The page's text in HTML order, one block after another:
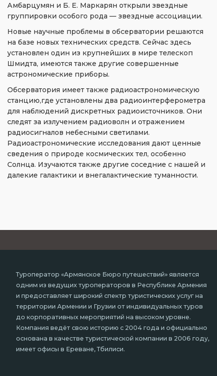
Амбарцумян и Б. Е. Маркарян открыли звездные
группировки особого рода — звездные ассоциации.
Новые научные проблемы в обсерватории решаются
на базе новых технических средств. Сейчас здесь
установлен один из крупнейших в мире телескоп
Шмидта, имеются также другие совершенные
астрономические приборы.
Обсерватория имеет также радиоастрономическую
станцию,где установлены два радиоинтерферометра
для наблюдений дискретных радиоисточников. Они
следят за излучением радиоволн и отражением
радиосигналов небесными светилами.
Радиоастрономические исследования дают ценные
сведения о природе космических тел, особенно
Солнца. Изучаются также другие соседние с нашей и
далекие галактики и внегалактические туманности.
Туроператор «Армянское Бюро путешествий» является
одним из ведущих туроператоров в Республике Армения
и предоставляет широкий спектр туристических услуг на
территории Армении и Грузии от индивидуальных туров
до корпоративных мероприятий на высоком уровне.
Компания ведёт свою историю с 2004 года и официально
основана в качестве туристической компании в 2006 году,
имеет офисы в Ереване, Тбилиси.